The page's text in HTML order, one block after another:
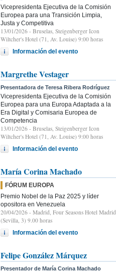
Vicepresidenta Ejecutiva de la Comisión
Europea para una Transición Limpia,
Justa y Competitiva
13/01/2026 - Bruselas, Steigenberger Icon
Wiltcher's Hotel (71, Av. Louise) 9:00 horas
Información del evento
Margrethe Vestager
Presentadora de Teresa Ribera Rodríguez
Vicepresidenta Ejecutiva de la Comisión
Europea para una Europa Adaptada a la
Era Digital y Comisaria Europea de
Competencia
13/01/2026 - Bruselas, Steigenberger Icon
Wiltcher's Hotel (71, Av. Louise) 9:00 horas
Información del evento
María Corina Machado
FÓRUM EUROPA
Premio Nobel de la Paz 2025 y líder
opositora en Venezuela
20/04/2026 - Madrid, Four Seasons Hotel Madrid
(Sevilla, 3) 9.00 horas
Información del evento
Felipe González Márquez
Presentador de María Corina Machado